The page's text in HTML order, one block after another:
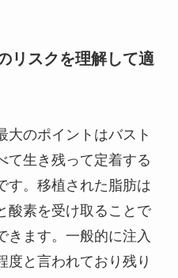
リスクを理解して適
大のポイントはバスト
て生き残って定着する
す。移植された脂肪は
酸素を受け取ることで
きます。一般的に注入
度と言われており残り